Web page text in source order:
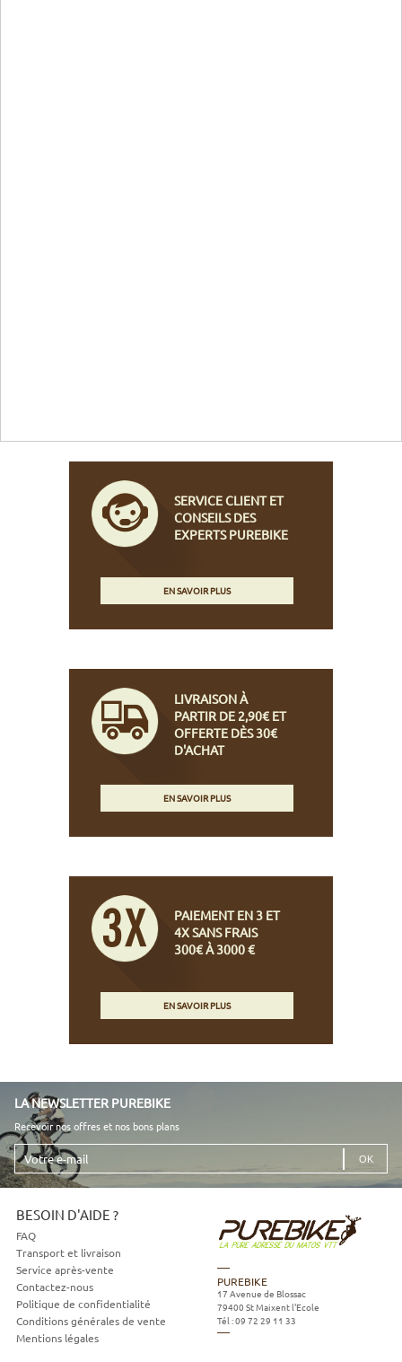
SERVICE CLIENT ET
CONSEILS DES
EXPERTS PUREBIKE
EN SAVOIR PLUS
LIVRAISON À
PARTIR DE 2,90€ ET
OFFERTE DÈS 30€
D'ACHAT
EN SAVOIR PLUS
PAIEMENT EN 3 ET
4X SANS FRAIS
300€ À 3000 €
EN SAVOIR PLUS
LA NEWSLETTER PUREBIKE
Recevoir nos offres et nos bons plans
Votre
e-
mail
BESOIN D'AIDE ?
FAQ
Transport et livraison
Service après-vente
Contactez-nous
Politique de confidentialité
Conditions générales de vente
Mentions légales
PUREBIKE
17 Avenue de Blossac
79400 St Maixent l'Ecole
Tél :09 72 29 11 33